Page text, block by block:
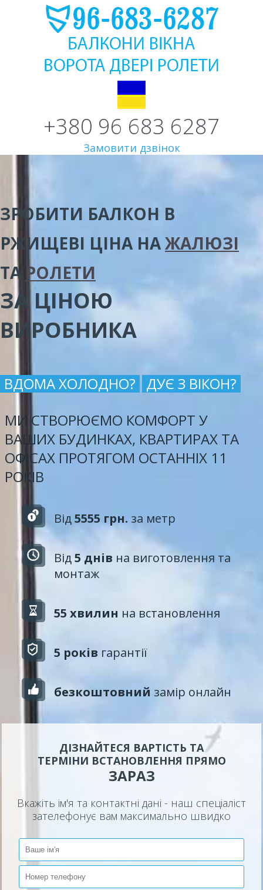
+380 96 683 6287
Замовити дзвінок
ЗРОБИТИ БАЛКОН В
РЖИЩЕВІ ЦІНА НАЖАЛЮЗІ
ТА РОЛЕТИ
ЗА ЦІНОЮ
ВИРОБНИКА
ВДОМА ХОЛОДНО?
ДУЄ З ВІКОН?
МИ СТВОРЮЄМО КОМФОРТ У
ВАШИХ БУДИНКАХ, КВАРТИРАХ ТА
ОФІСАХ ПРОТЯГОМ ОСТАННІХ 11
РОКІВ
Від5555 грн. за метр
Від5 днів на виготовлення та
монтаж
55 хвилин на встановлення
5 років гарантії
безкоштовний замір онлайн
ДІЗНАЙТЕСЯ ВАРТІСТЬ ТА
ТЕРМІНИ ВСТАНОВЛЕННЯ ПРЯМО
ЗАРАЗ
Вкажіть ім'я та контактні дані - наш спеціаліст
зателефонує вам максимально швидко